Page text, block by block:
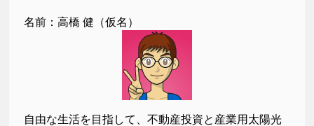
名前：高橋 健（仮名）
自由な生活を目指して、不動産投資と産業用太陽光